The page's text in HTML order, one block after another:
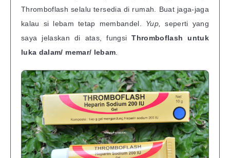
Thromboflash selalu tersedia di rumah. Buat jaga-jaga
kalau si lebam tetap membandel. Yup,seperti yang
saya jelaskan di atas,
fungsiThromboflash untuk
luka dalam/ memar/ lebam.